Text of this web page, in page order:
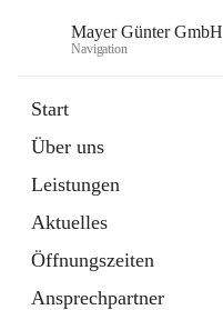
Mayer Günter GmbH
Navigation
Start
Über uns
Leistungen
Aktuelles
Öffnungszeiten
Ansprechpartner
Artikel
in
Tab
TRANSPORTE
Artikel
öffnet
in
neuem
Tab